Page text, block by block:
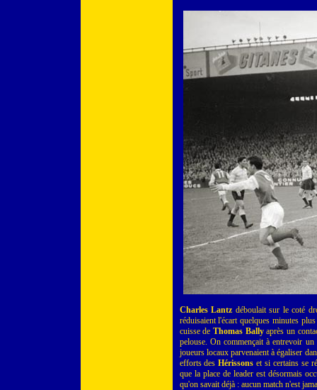
Charles Lantz déboulait sur le coté
réduisaient l'écart quelques minutes
cuisse de Thomas Ballyaprès un
pelouse. On commençait à entrevoir
joueurs locaux parvenaient à égaliser
efforts desHérissons et si certains se
que la place de leader est désormais
qu'on savait déjà : aucun match n'est